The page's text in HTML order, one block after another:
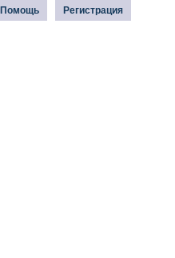
Регистрация
Помощь